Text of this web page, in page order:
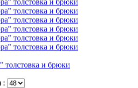
и брюки
: